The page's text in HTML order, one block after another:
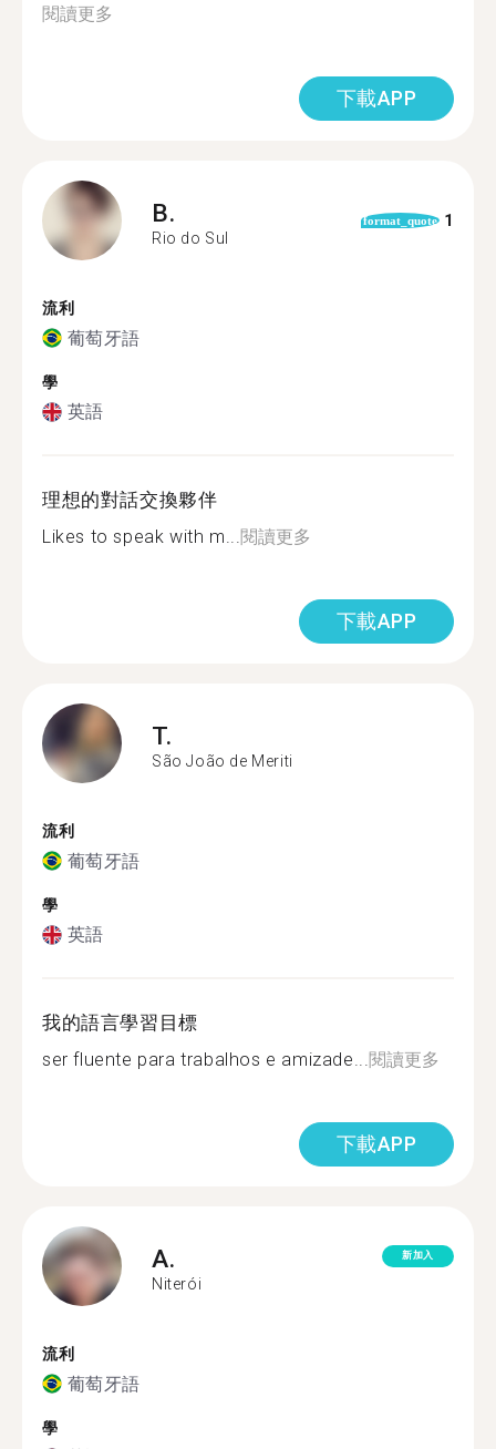
閱讀更多
下載APP
B.
Rio do Sul
format_quote 1
流利
葡萄牙語
學
英語
理想的對話交換夥伴
Likes to speak with m...閱讀更多
下載APP
T.
São João de Meriti
流利
葡萄牙語
學
英語
我的語言學習目標
ser fluente para trabalhos e amizade...閱讀更多
下載APP
A.
Niterói
新加入
流利
葡萄牙語
學